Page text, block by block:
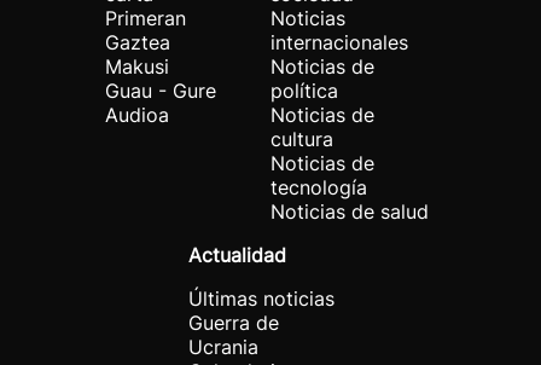
Primeran
Gaztea
Makusi
Guau - Gure
Audioa
Noticias
internacionales
Noticias de
política
Noticias de
cultura
Noticias de
tecnología
Noticias de salud
Actualidad
Últimas noticias
Guerra de
Ucrania